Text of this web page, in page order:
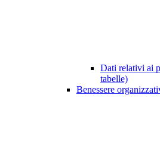
Dati relativi ai
tabelle)
Benessere